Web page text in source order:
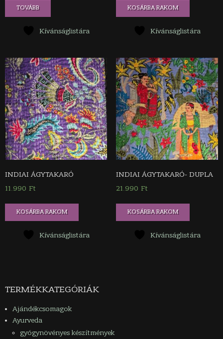
TOVÁBB
Kívánságlistára
KOSÁRBA RAKOM
Kívánságlistára
INDIAI ÁGYTAKARÓ
11.990 Ft
KOSÁRBA RAKOM
Kívánságlistára
INDIAI ÁGYTAKARÓ- DUPLA
21.990 Ft
KOSÁRBA RAKOM
Kívánságlistára
TERMÉKKATEGÓRIÁK
Ajándékcsomagok
Ayurveda
gyógynövényes készítmények